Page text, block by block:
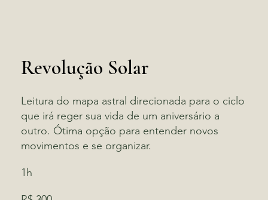
Revolução Solar
Leitura do mapa astral direcionada para o ciclo
que irá reger sua vida de um aniversário a
outro. Ótima opção para entender novos
movimentos e se organizar.
1h